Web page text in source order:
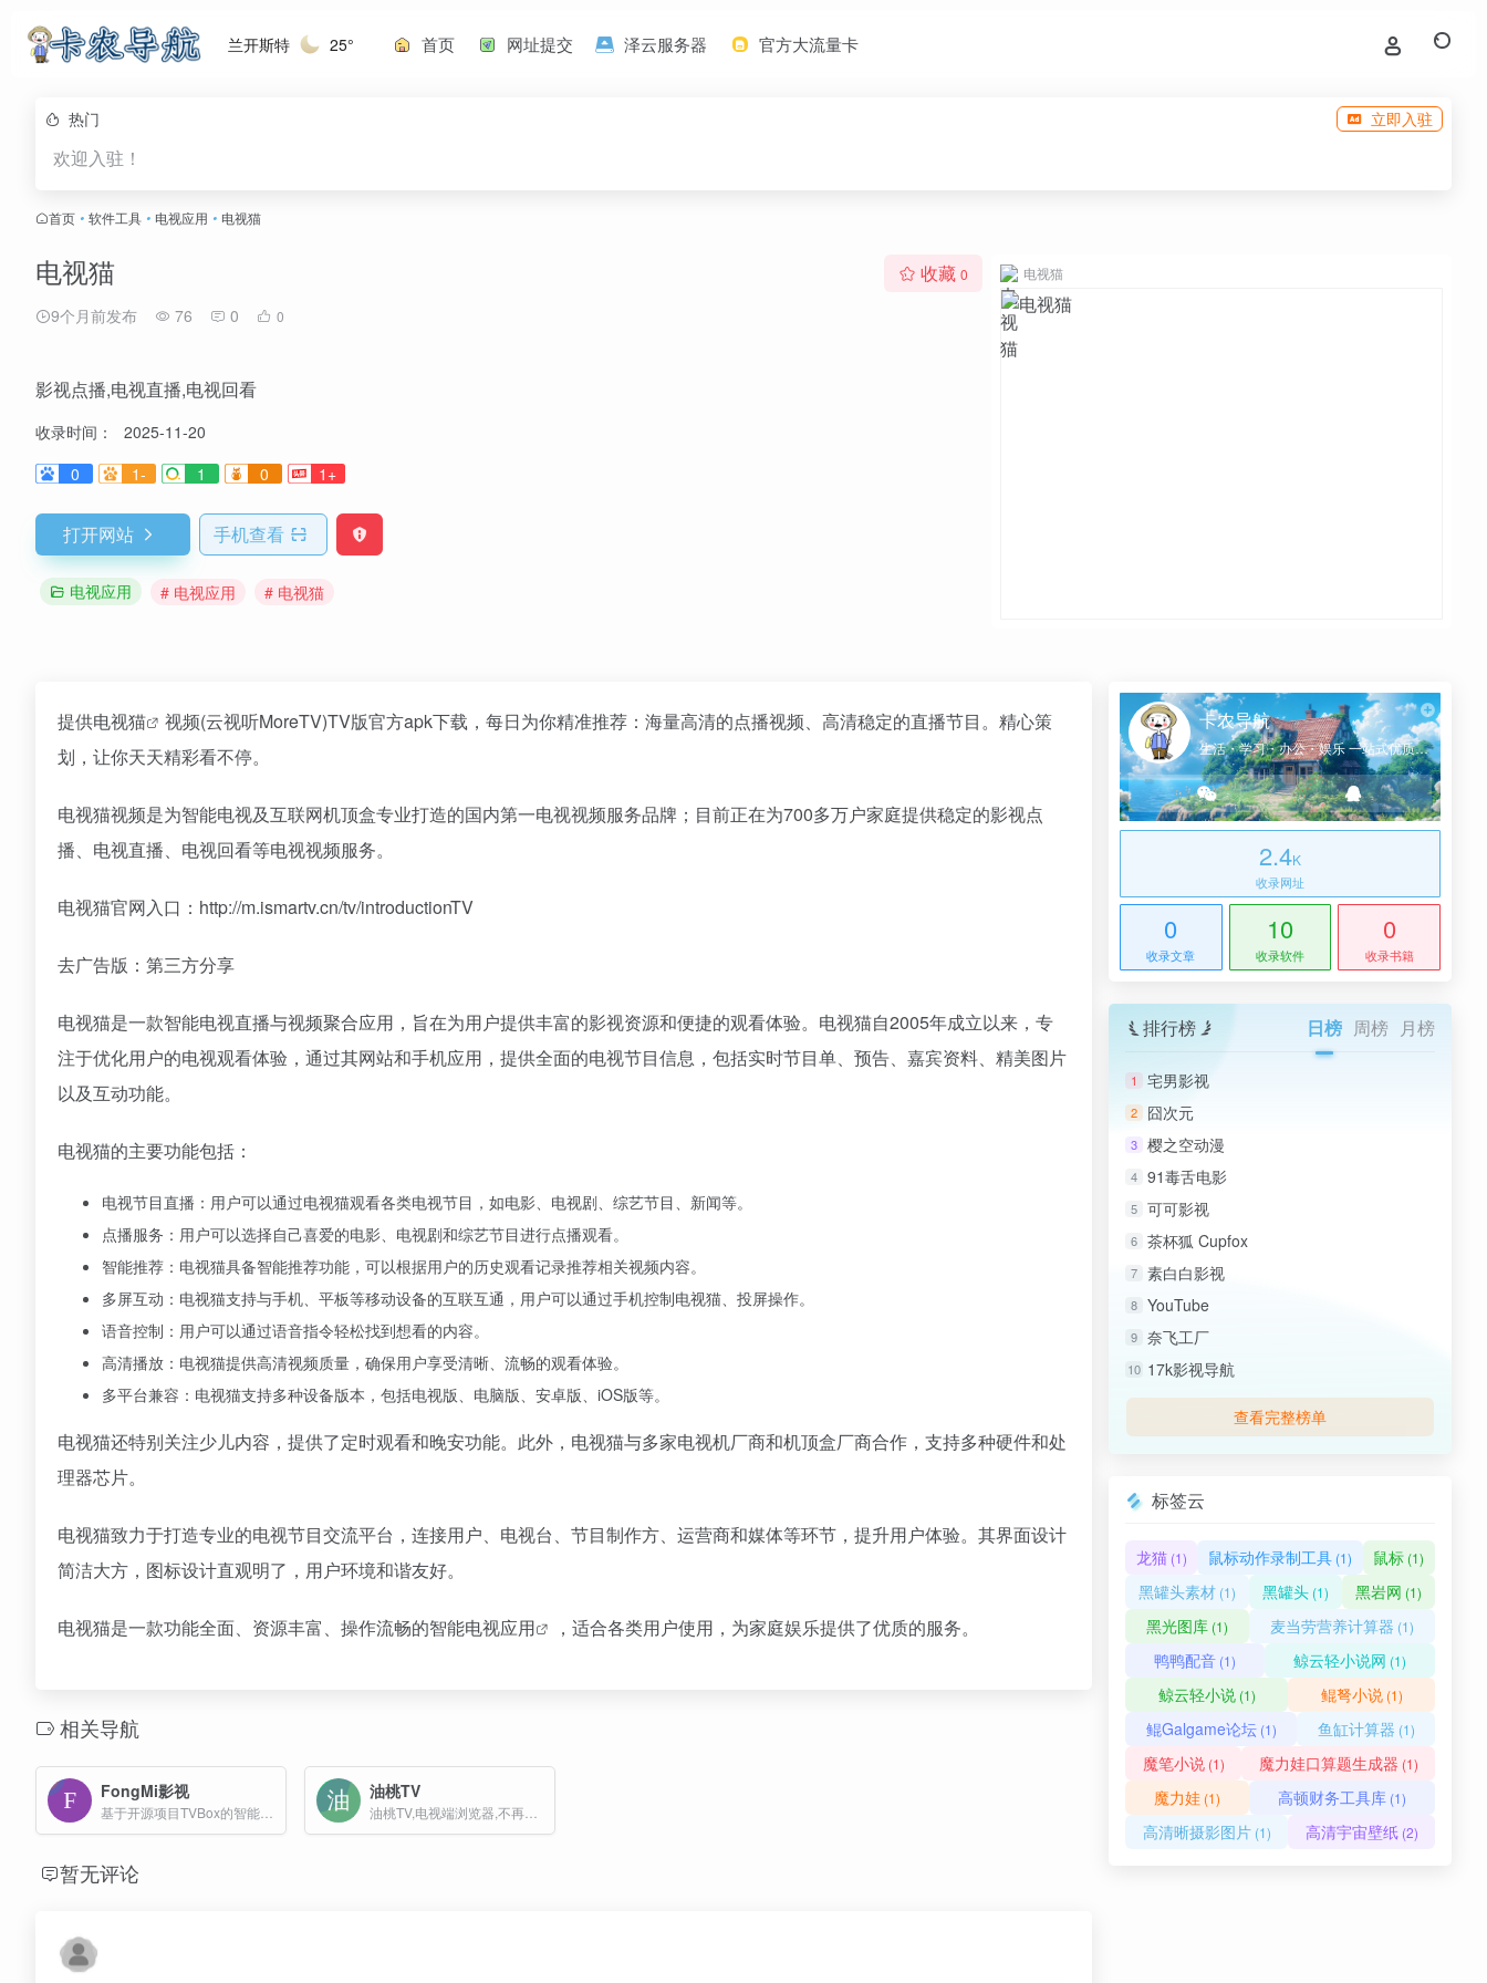
兰开斯特 25° 首页 网址提交 泽云服务器 官方大流量卡
热门 立即入驻
欢迎入驻！
首页 • 软件工具 • 电视应用 • 电视猫
电视猫
9个月前发布 76 0 0
收藏 0
影视点播,电视直播,电视回看
收录时间：
2025-11-20
0
1- 1 0 1+
打开网站 手机查看
电视应用 # 电视应用 # 电视猫
电视猫
提供电视猫
视频(云视听MoreTV)TV版官方apk下载，每日为你精准推荐：海量高清的点播视频、高清稳定的直播节目。精心策
划，让你天天精彩看不停。
电视猫视频是为智能电视及互联网机顶盒专业打造的国内第一电视视频服务品牌；目前正在为700多万户家庭提供稳定的影视点
播、电视直播、电视回看等电视视频服务。
电视猫官网入口：http://m.ismartv.cn/tv/introductionTV
去广告版：第三方分享
电视猫是一款智能电视直播与视频聚合应用，旨在为用户提供丰富的影视资源和便捷的观看体验。电视猫自2005年成立以来，专
注于优化用户的电视观看体验，通过其网站和手机应用，提供全面的电视节目信息，包括实时节目单、预告、嘉宾资料、精美图片
以及互动功能。
电视猫的主要功能包括：
电视节目直播：用户可以通过电视猫观看各类电视节目，如电影、电视剧、综艺节目、新闻等。
点播服务：用户可以选择自己喜爱的电影、电视剧和综艺节目进行点播观看。
智能推荐：电视猫具备智能推荐功能，可以根据用户的历史观看记录推荐相关视频内容。
多屏互动：电视猫支持与手机、平板等移动设备的互联互通，用户可以通过手机控制电视猫、投屏操作。
语音控制：用户可以通过语音指令轻松找到想看的内容。
高清播放：电视猫提供高清视频质量，确保用户享受清晰、流畅的观看体验。
多平台兼容：电视猫支持多种设备版本，包括电视版、电脑版、安卓版、iOS版等。
电视猫还特别关注少儿内容，提供了定时观看和晚安功能。此外，电视猫与多家电视机厂商和机顶盒厂商合作，支持多种硬件和处
理器芯片。
电视猫致力于打造专业的电视节目交流平台，连接用户、电视台、节目制作方、运营商和媒体等环节，提升用户体验。其界面设计
简洁大方，图标设计直观明了，用户环境和谐友好。
电视猫是一款功能全面、资源丰富、操作流畅的智能电视应用 ，适合各类用户使用，为家庭娱乐提供了优质的服务。
相关导航
FongMi影视 油桃TV
油桃TV,电视端浏览器,不再受爱奇艺等平台投屏限制,大屏观看高清视频
暂无评论
卡农导航
生活・学习・办公・娱乐 一站式优质网址导航
2.4K
收录网址
0
收录文章
10
收录软件
0
收录书籍
排行榜 日榜 周榜 月榜
1 宅男影视
2 囧次元
3 樱之空动漫
4 91毒舌电影
5 可可影视
6 茶杯狐 Cupfox
7 素白白影视
8 YouTube
9 奈飞工厂
10 17k影视导航
查看完整榜单
标签云
龙猫(1) 鼠标动作录制工具(1) 鼠标 (1)
黑罐头素材 (1) 黑罐头 (1) 黑岩网 (1)
黑光图库 (1) 麦当劳营养计算器 (1)
鸭鸭配音 (1) 鲸云轻小说网 (1)
鲸云轻小说(1) 鲲弩小说(1)
鲲Galgame论坛(1) 鱼缸计算器 (1)
魔笔小说(1) 魔力娃口算题生成器 (1)
魔力娃 (1) 高顿财务工具库 (1)
高清晰摄影图片(1) 高清宇宙壁纸(2)